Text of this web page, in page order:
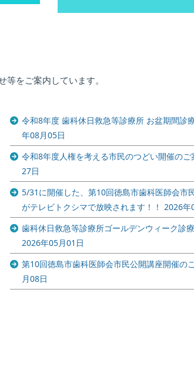
をご案内しています。
歯科休日救急等診
療所ゴールデンウ
ィーク診療のお知
らせ
2026/05/01
歯科休日救急等診療所
ゴールデンウィーク診
第10回徳
医師会市
座開催の
第１０回徳
師会 市民
令和8年度 歯科休日救急等診療所 お盆期間診
年08月05日
令和8年度人権を考える市民のつどい開催のご
27日
5/31に開催した、第10回徳島市歯科医師会市
がテレビトクシマで放映されます！！ 2026年
歯科休日救急等診療所ゴールデンウィーク診
2026年05月01日
第10回徳島市歯科医師会市民公開講座開催の
月08日